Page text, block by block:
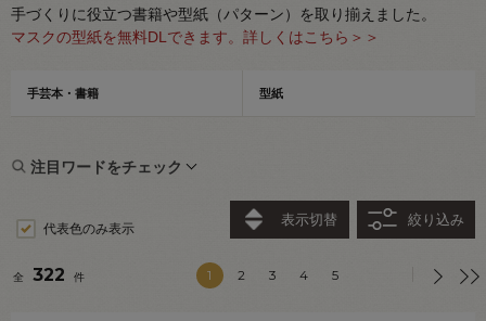
手づくりに役立つ書籍や型紙（パターン）を取り揃えました。
マスクの型紙を無料DLできます。詳しくはこちら＞＞
手芸本・書籍 型紙
注目ワードをチェック
代表色のみ表示
表示切替 絞り込み
全 322 件 1 2 3 4 5